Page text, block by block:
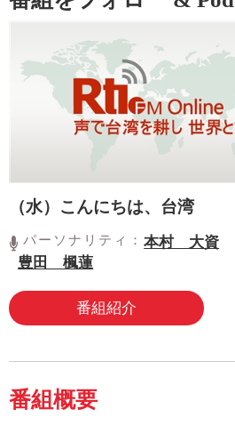
（水）こんにちは、台湾
パーソナリティ：本村 大資
豊田 楓蓮
番組紹介
番組概要